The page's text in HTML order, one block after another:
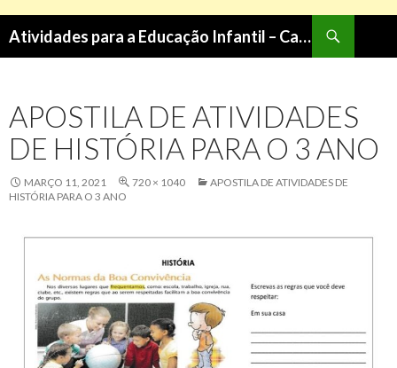
Atividades para a Educação Infantil – Cantinho do Saber
CONTEÚDO
APOSTILA DE ATIVIDADES
DE HISTÓRIA PARA O 3 ANO
MARÇO 11, 2021 720 × 1040
APOSTILA DE ATIVIDADES DE
HISTÓRIA PARA O 3 ANO